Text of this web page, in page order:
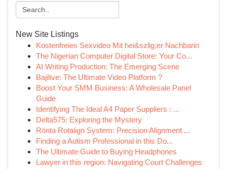
New Site Listings
Kostenfreies Sexvideo Mit hei&szlig;er Nachbarin
The Nigerian Computer Digital Store: Your Co...
AI Writing Production: The Emerging Scene
Bajilive: The Ultimate Video Platform ?
Boost Your SMM Business: A Wholesale Panel
Guide
Identifying The Ideal A4 Paper Suppliers : ...
Delta575: Exploring the Mystery
Rönta Rotalign System: Precision Alignment ...
Finding a Autism Professional in this Do...
The Ultimate Guide to Buying Headphones
Lawyer in this region: Navigating Court Challenges